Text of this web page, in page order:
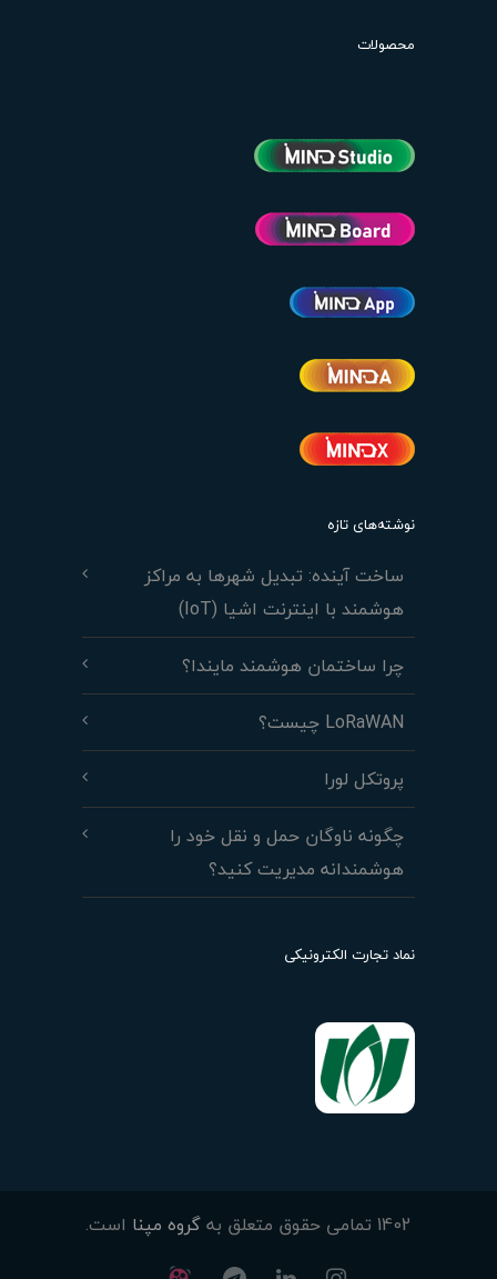
محصولات
نوشته‌های تازه
ساخت آینده: تبدیل شهرها به مراکز
هوشمند با اینترنت اشیا (IoT)
چرا ساختمان هوشمند مایندا؟
LoRaWAN چیست؟
پروتکل لورا
چگونه ناوگان حمل و نقل خود را
هوشمندانه مدیریت کنید؟
نماد تجارت الکترونیکی
1402 تمامی حقوق متعلق به گروه مپنا است.